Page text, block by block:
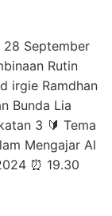
28 September
Rutin
irgie Ramdhan
Bunda Lia
3 🔰 Tema
Mengajar Al
⏰ 19.30